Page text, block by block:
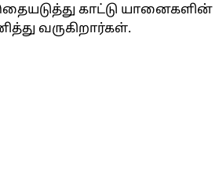
காட்டு யானைகளின்
வருகிறார்கள்.